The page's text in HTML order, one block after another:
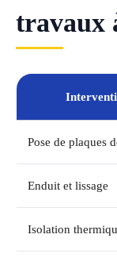
travaux
Pose de plaques
Enduit et lissage
Isolation